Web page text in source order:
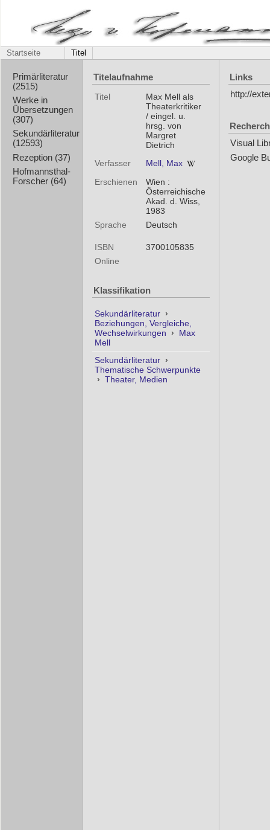
Startseite Titel
Primärliteratur
(2515)
Werke in
Übersetzungen
(307)
Sekundärliteratur
(12593)
Rezeption (37)
Hofmannsthal-
Forscher (64)
Titelaufnahme
Titel
Max Mell als
Theaterkritiker
/ eingel. u.
hrsg. von
Margret
Dietrich
Verfasser
Mell, Max
Erschienen
Wien :
Österreichische
Akad. d. Wiss,
1983
Sprache
Deutsch
ISBN
3700105835
Online
Klassifikation
Sekundärliteratur ›
Beziehungen, Vergleiche,
Wechselwirkungen
›
Max
Mell
Sekundärliteratur ›
Thematische Schwerpunkte
› Theater, Medien
Links
http://
Visual
Google